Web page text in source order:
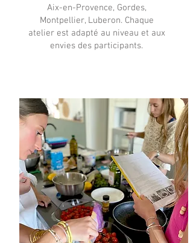
Aix-en-Provence, Gordes,
Montpellier, Luberon. Chaque
atelier est adapté au niveau et aux
envies des participants.